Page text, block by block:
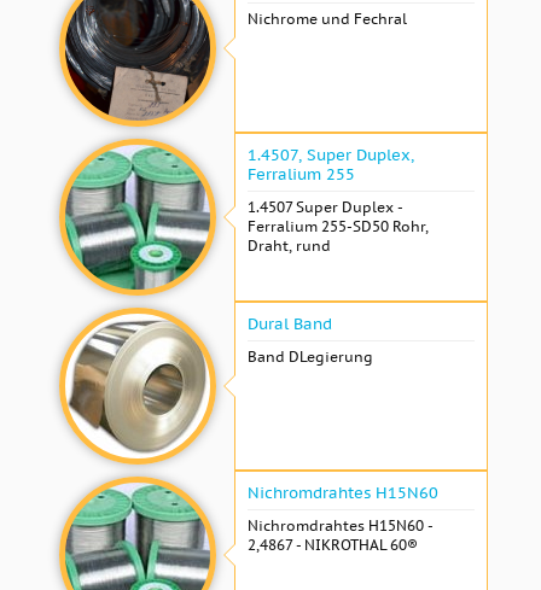
Nichrome und Fechral
1.4507, Super Duplex,
Ferralium 255
1.4507 Super Duplex -
Ferralium 255-SD50 Rohr,
Draht, rund
Dural Band
Band DLegierung
Nichromdrahtes H15N60
Nichromdrahtes H15N60 -
2,4867 - NIKROTHAL 60®